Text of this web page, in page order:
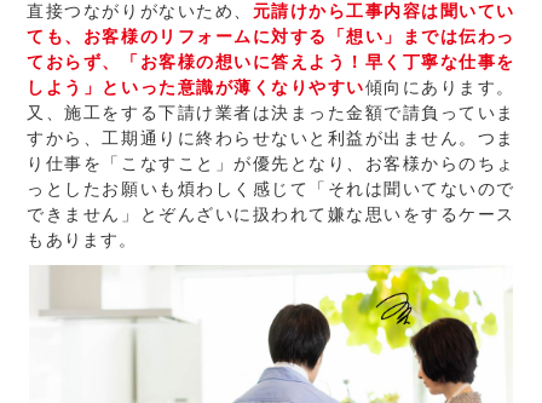
直接つながりがないため、 元請けから工事内容は聞いてい
ても、お客様のリフォームに対する「想い」までは伝わっ
ておらず、「お客様の想いに答えよう！早く丁寧な仕事を
しよう」といった意識が薄くなりやすい傾向にあります。
又、施工をする下請け業者は決まった金額で請負っていま
すから、工期通りに終わらせないと利益が出ません。つま
り仕事を「こなすこと」が優先となり、お客様からのちょ
っとしたお願いも煩わしく感じて「それは聞いてないので
できません」とぞんざいに扱われて嫌な思いをするケース
もあります。